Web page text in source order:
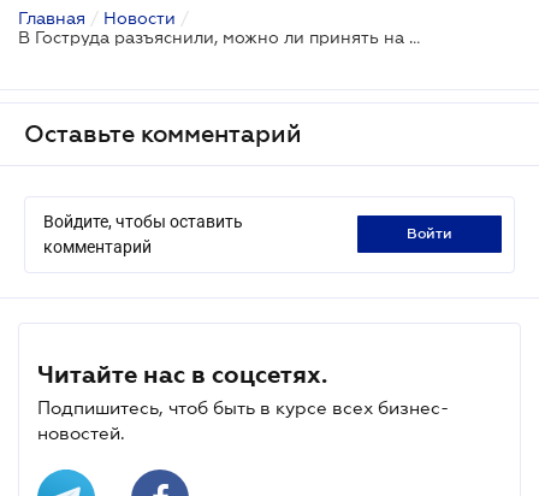
Главная / Новости /
В Гоструда разъяснили, можно ли принять на работу работника, который зарегистрирован ФОП
Оставьте комментарий
Войдите, чтобы оставить
комментарий
войти
Читайте нас в соцсетях.
Подпишитесь, чтоб быть в курсе всех бизнес-
новостей.